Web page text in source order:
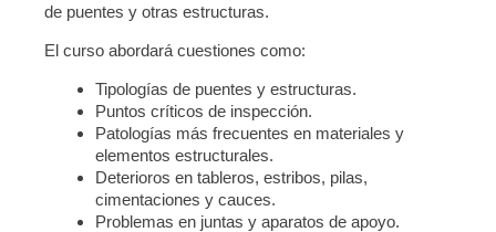
de puentes y otras estructuras.
El curso abordará cuestiones como:
Tipologías de puentes y estructuras.
Puntos críticos de inspección.
Patologías más frecuentes en materiales y
elementos estructurales.
Deterioros en tableros, estribos, pilas,
cimentaciones y cauces.
Problemas en juntas y aparatos de apoyo.